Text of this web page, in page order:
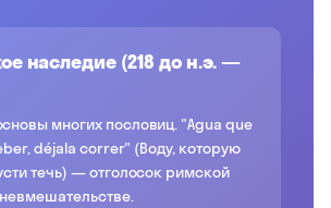
наследие (218 до н.э. —
многих пословиц. "Agua que
déjala correr" (Воду, которую
течь) — отголосок римской